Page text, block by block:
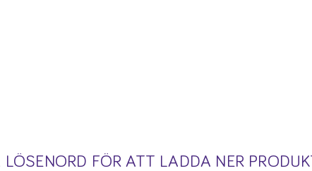
FÖR ATT LADDA NER